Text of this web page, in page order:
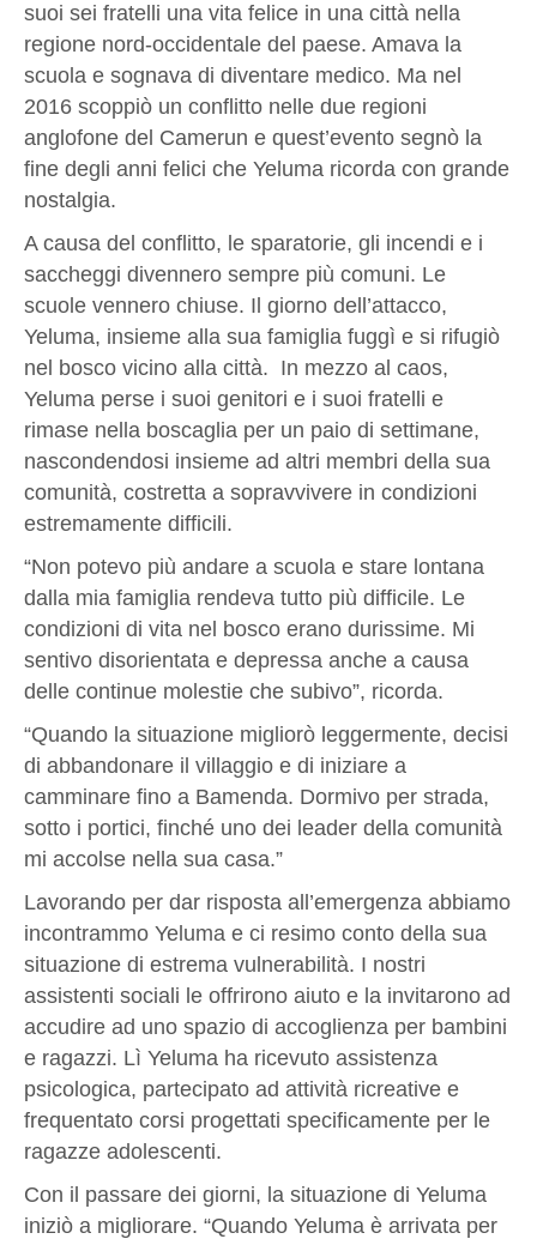
suoi sei fratelli una vita felice in una città nella
regione nord-occidentale del paese. Amava la
scuola e sognava di diventare medico. Ma nel
2016 scoppiò un conflitto nelle due regioni
anglofone del Camerun e quest’evento segnò la
fine degli anni felici che Yeluma ricorda con grande
nostalgia.
A causa del conflitto, le sparatorie, gli incendi e i
saccheggi divennero sempre più comuni. Le
scuole vennero chiuse. Il giorno dell’attacco,
Yeluma, insieme alla sua famiglia fuggì e si rifugiò
nel bosco vicino alla città. In mezzo al caos,
Yeluma perse i suoi genitori e i suoi fratelli e
rimase nella boscaglia per un paio di settimane,
nascondendosi insieme ad altri membri della sua
comunità, costretta a sopravvivere in condizioni
estremamente difficili.
“Non potevo più andare a scuola e stare lontana
dalla mia famiglia rendeva tutto più difficile. Le
condizioni di vita nel bosco erano durissime. Mi
sentivo disorientata e depressa anche a causa
delle continue molestie che subivo”, ricorda.
“Quando la situazione migliorò leggermente, decisi
di abbandonare il villaggio e di iniziare a
camminare fino a Bamenda. Dormivo per strada,
sotto i portici, finché uno dei leader della comunità
mi accolse nella sua casa.”
Lavorando per dar risposta all’emergenza abbiamo
incontrammo Yeluma e ci resimo conto della sua
situazione di estrema vulnerabilità. I nostri
assistenti sociali le offrirono aiuto e la invitarono ad
accudire ad uno spazio di accoglienza per bambini
e ragazzi. Lì Yeluma ha ricevuto assistenza
psicologica, partecipato ad attività ricreative e
frequentato corsi progettati specificamente per le
ragazze adolescenti.
Con il passare dei giorni, la situazione di Yeluma
iniziò a migliorare. “Quando Yeluma è arrivata per